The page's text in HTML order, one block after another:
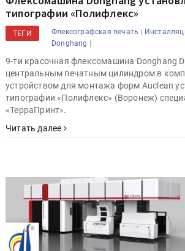
типографии «Полифлекс»
ТЕГИ Флексографская печать |
Donghang |
9-ти красочная флексомашина Donghang
центральным печатным цилиндром в
устройством для монтажа форм Auclean
типографии «Полифлекс» (Воронеж)
«ТерраПринт».
Читать далее